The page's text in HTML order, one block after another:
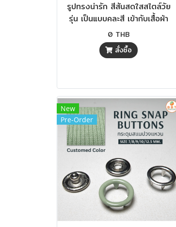
รูปทรงน่ารัก สีสันสดใสสไตล์วัย
รุ่น เป็นแบบคละสี เข้ากับเสื้อผ้า
แฟชั่นได้ดี
0 THB
สั่งซื้อ
New
Pre-Order